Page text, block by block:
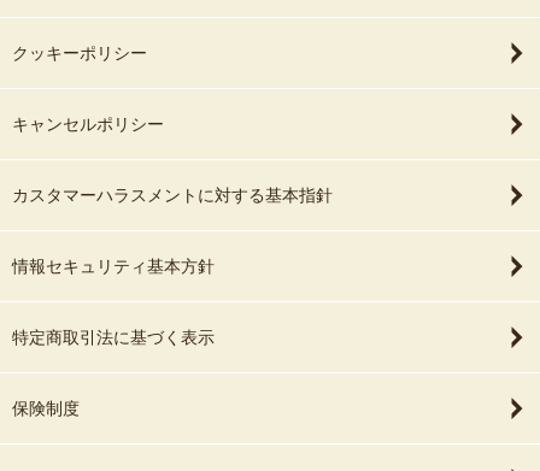
クッキーポリシー
キャンセルポリシー
カスタマーハラスメントに対する基本指針
情報セキュリティ基本方針
特定商取引法に基づく表示
保険制度